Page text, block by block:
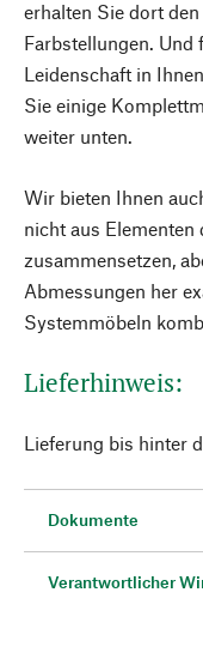
erhalten Sie dort
Farbstellungen. Und
Leidenschaft in
Sie einige
weiter unten.
Wir bieten Ihnen
nicht aus
zusammensetzen,
Abmessungen her
Systemmöbeln
Lieferhinweis:
Lieferung bis hinter
Dokumente
Verantwortlicher